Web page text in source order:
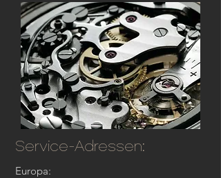
Service-Adressen:
Europa: